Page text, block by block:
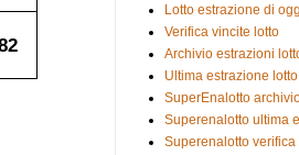
Lotto estrazione di
Verifica vincite lotto
Archivio estrazioni
Ultima estrazione lotto
SuperEnalotto
Superenalotto ultima
Superenalotto verifica